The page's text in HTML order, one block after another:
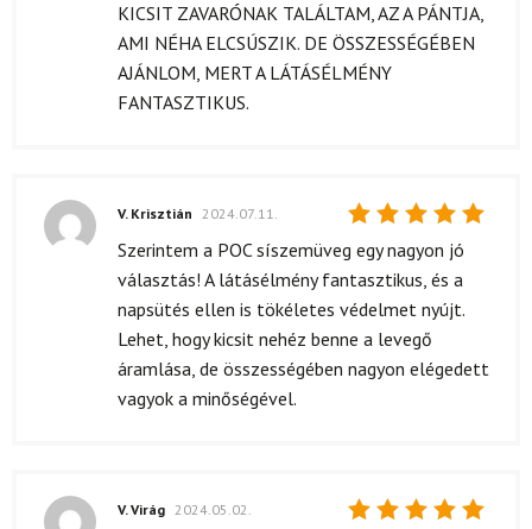
KICSIT ZAVARÓNAK TALÁLTAM, AZ A PÁNTJA,
AMI NÉHA ELCSÚSZIK. DE ÖSSZESSÉGÉBEN
AJÁNLOM, MERT A LÁTÁSÉLMÉNY
FANTASZTIKUS.
Értékelés:
5
/ 5
V. Krisztián 2024.07.11.
Szerintem a POC síszemüveg egy nagyon jó
választás! A látásélmény fantasztikus, és a
napsütés ellen is tökéletes védelmet nyújt.
Lehet, hogy kicsit nehéz benne a levegő
áramlása, de összességében nagyon elégedett
vagyok a minőségével.
V. Virág 2024.05.02.